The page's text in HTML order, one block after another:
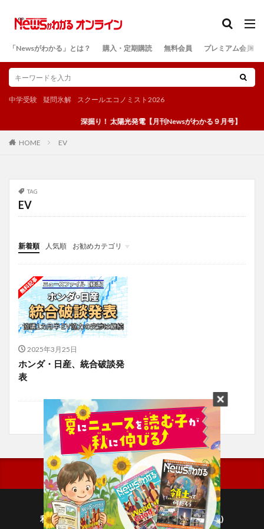
「Newsがわかる」とは？ 購入・定期購読 無料会員 プレミアム会員
中学受験 疑問氷解 スクールエコノミスト2026
深掘り！ 太陽光発電【月刊Newsがわかる９月号】
HOME EV
TAG
EV
新着順 人気順
お勧めカテゴリ
投稿
学び
マンガ
電子書籍
2025年3月25日
ホンダ・日産、統合破談発
表
利用規約
プライバシーポリシー(毎日新聞出版)
検索